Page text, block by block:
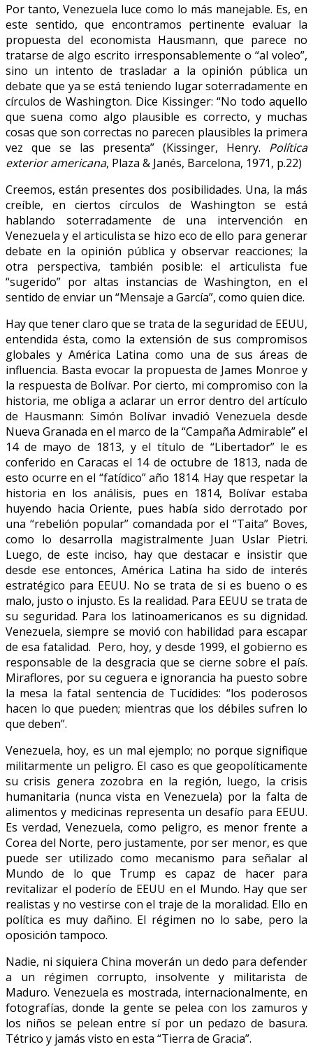
Por tanto, Venezuela luce como lo más manejable. Es, en
este sentido, que encontramos pertinente evaluar la
propuesta del economista Hausmann, que parece no
tratarse de algo escrito irresponsablemente o “al voleo”,
sino un intento de trasladar a la opinión pública un
debate que ya se está teniendo lugar soterradamente en
círculos de Washington. Dice Kissinger: “No todo aquello
que suena como algo plausible es correcto, y muchas
cosas que son correctas no parecen plausibles la primera
vez que se las presenta” (Kissinger, Henry. Política
exterior americana, Plaza & Janés, Barcelona, 1971, p.22)
Creemos, están presentes dos posibilidades. Una, la más
creíble, en ciertos círculos de Washington se está
hablando soterradamente de una intervención en
Venezuela y el articulista se hizo eco de ello para generar
debate en la opinión pública y observar reacciones; la
otra perspectiva, también posible: el articulista fue
“sugerido” por altas instancias de Washington, en el
sentido de enviar un “Mensaje a García”, como quien dice.
Hay que tener claro que se trata de la seguridad de EEUU,
entendida ésta, como la extensión de sus compromisos
globales y América Latina como una de sus áreas de
influencia. Basta evocar la propuesta de James Monroe y
la respuesta de Bolívar. Por cierto, mi compromiso con la
historia, me obliga a aclarar un error dentro del artículo
de Hausmann: Simón Bolívar invadió Venezuela desde
Nueva Granada en el marco de la “Campaña Admirable” el
14 de mayo de 1813, y el título de “Libertador” le es
conferido en Caracas el 14 de octubre de 1813, nada de
esto ocurre en el “fatídico” año 1814. Hay que respetar la
historia en los análisis, pues en 1814, Bolívar estaba
huyendo hacia Oriente, pues había sido derrotado por
una “rebelión popular” comandada por el “Taita” Boves,
como lo desarrolla magistralmente Juan Uslar Pietri.
Luego, de este inciso, hay que destacar e insistir que
desde ese entonces, América Latina ha sido de interés
estratégico para EEUU. No se trata de si es bueno o es
malo, justo o injusto. Es la realidad. Para EEUU se trata de
su seguridad. Para los latinoamericanos es su dignidad.
Venezuela, siempre se movió con habilidad para escapar
de esa fatalidad. Pero, hoy, y desde 1999, el gobierno es
responsable de la desgracia que se cierne sobre el país.
Miraflores, por su ceguera e ignorancia ha puesto sobre
la mesa la fatal sentencia de Tucídides: “los poderosos
hacen lo que pueden; mientras que los débiles sufren lo
que deben”.
Venezuela, hoy, es un mal ejemplo; no porque signifique
militarmente un peligro. El caso es que geopolíticamente
su crisis genera zozobra en la región, luego, la crisis
humanitaria (nunca vista en Venezuela) por la falta de
alimentos y medicinas representa un desafío para EEUU.
Es verdad, Venezuela, como peligro, es menor frente a
Corea del Norte, pero justamente, por ser menor, es que
puede ser utilizado como mecanismo para señalar al
Mundo de lo que Trump es capaz de hacer para
revitalizar el poderío de EEUU en el Mundo. Hay que ser
realistas y no vestirse con el traje de la moralidad. Ello en
política es muy dañino. El régimen no lo sabe, pero la
oposición tampoco.
Nadie, ni siquiera China moverán un dedo para defender
a un régimen corrupto, insolvente y militarista de
Maduro. Venezuela es mostrada, internacionalmente, en
fotografías, donde la gente se pelea con los zamuros y
los niños se pelean entre sí por un pedazo de basura.
Tétrico y jamás visto en esta “Tierra de Gracia”.